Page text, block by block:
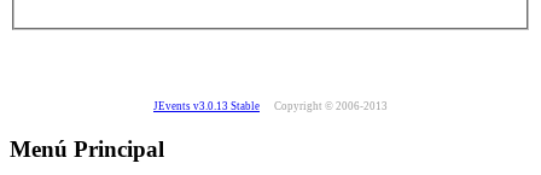
JEvents v3.0.13 Stable Copyright © 2006-2013
Menú Principal